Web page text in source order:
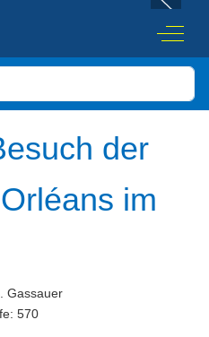
Off-
der
im
Gassauer
570